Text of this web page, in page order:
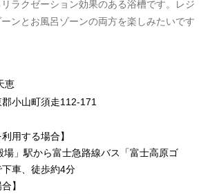
ラクゼーション効果のある浴槽です。レジ
ンとお風呂ゾーンの両方を楽しみたいです
恵
小山町須走112-171
用する場合】
場」駅から富士急路線バス「富士高原ゴ
車、徒歩約4分
】